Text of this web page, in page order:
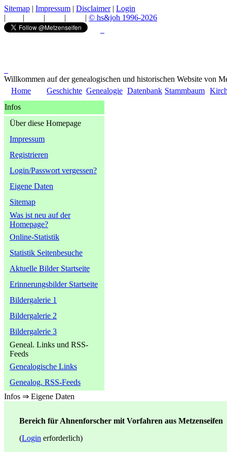
Sitemap | Impressum | Disclaimer| Login
|
| | | | © hs&joh 1996-2026
Willkommen auf der genealogischen und historischen Website von
Home
Geschichte Genealogie Datenbank Stammbaum
Infos
Über diese Homepage
Impressum
Registrieren
Login/Passwort vergessen?
Eigene Daten
Sitemap
Was ist neu auf der
Homepage?
Online-Statistik
Statistik Seitenbesuche
Aktuelle Bilder Startseite
Erinnerungsbilder Startseite
Bildergalerie 1
Bildergalerie 2
Bildergalerie 3
Geneal. Links und RSS-
Feeds
Genealogische Links
Genealog. RSS-Feeds
Infos ⇒ Eigene Daten
Bereich für Ahnenforscher mit Vorfahren aus Metzenseifen
(Login erforderlich)